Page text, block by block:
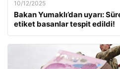
10/12/2025
Bakan Yumaklı’dan uyarı:
etiket basanlar tespit edildi!